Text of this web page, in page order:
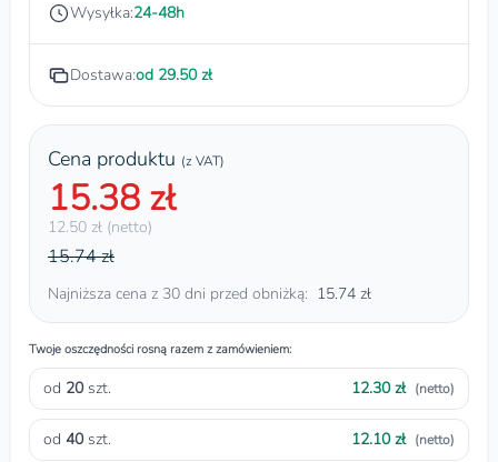
Wysyłka:24-48h
Dostawa:od 29.50 zł
Cena produktu (z VAT)
15.38 zł
12.50 zł (netto)
15.74 zł
Najniższa cena z 30 dni przed obniżką: 15.74 zł
Twoje oszczędności rosną razem z zamówieniem:
od 20szt. 12.30 zł (netto)
od 40szt. 12.10 zł (netto)